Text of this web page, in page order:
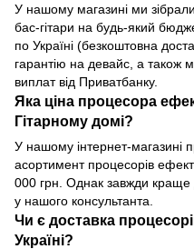
У нашому магазині ми
бас-гітари на будь-який
по Україні (безкоштовна
гарантію на девайс, а також
виплат від Приватбанку.
Яка ціна процесора
Гітарному домі?
У нашому інтернет-магазині
асортимент процесорів
000 грн. Однак завжди краще
у нашого консультанта.
Чи є доставка
Україні?